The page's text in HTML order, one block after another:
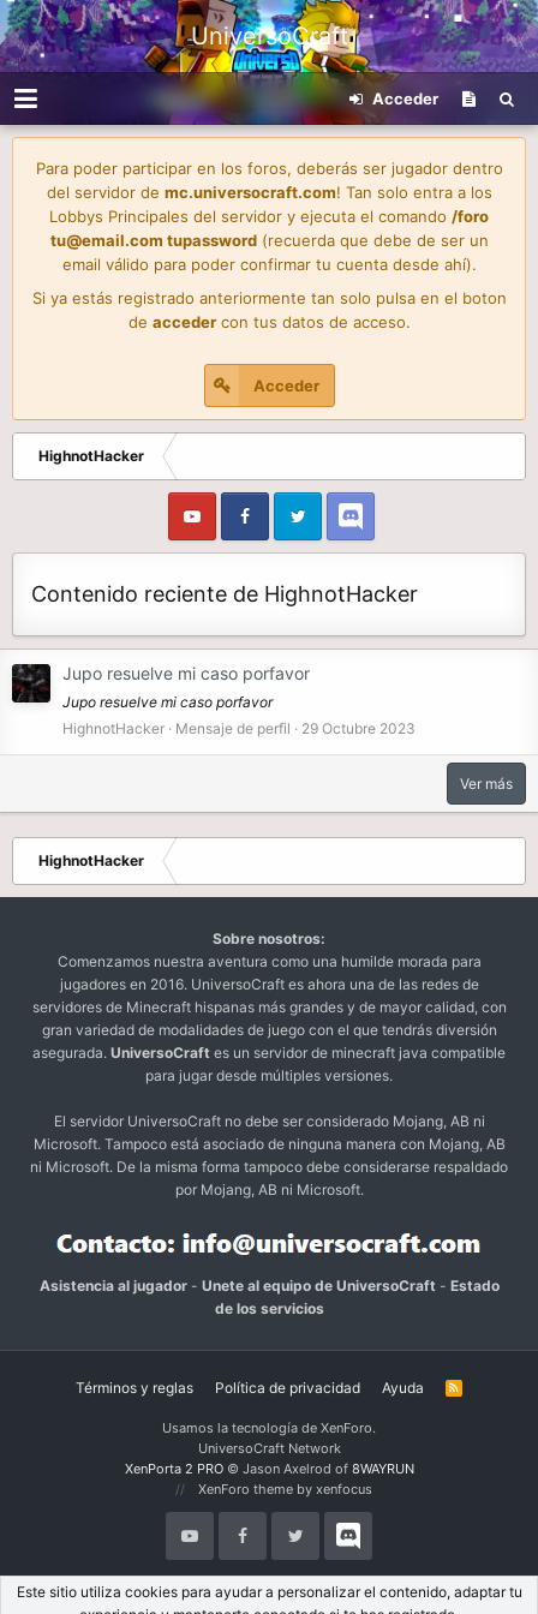
UniversoCraft
Acceder
Para poder participar en los foros, deberás ser jugador dentro
del servidor de mc.universocraft.com! Tan solo entra a los
Lobbys Principales del servidor y ejecuta el comando /foro
tu@email.com tupassword(recuerda que debe de ser un
email válido para poder confirmar tu cuenta desde ahí).
Si ya estás registrado anteriormente tan solo pulsa en el boton
de accedercon tus datos de acceso.
Acceder
HighnotHacker
Contenido reciente de HighnotHacker
Jupo resuelve mi caso porfavor
Jupo resuelve mi caso porfavor
HighnotHacker
Mensaje de perfil 29 Octubre 2023
Ver más
HighnotHacker
Sobre nosotros:
Comenzamos nuestra aventura como una humilde morada para
jugadores en 2016. UniversoCraft es ahora una de las redes de
servidores de Minecraft hispanas más grandes y de mayor calidad, con
gran variedad de modalidades de juego con el que tendrás diversión
asegurada. UniversoCraft es un servidor de minecraft java compatible
para jugar desde múltiples versiones.
El servidor UniversoCraft no debe ser considerado Mojang, AB ni
Microsoft. Tampoco está asociado de ninguna manera con Mojang, AB
ni Microsoft. De la misma forma tampoco debe considerarse respaldado
por Mojang, AB ni Microsoft.
Asistencia al jugador- Unete al equipo de UniversoCraft- Estado
de los servicios
Términos y reglas Política de privacidad Ayuda
R
Usamos la tecnología de XenForo.
UniversoCraft Network
XenPorta 2 PRO© Jason Axelrod of 8WAYRUN
XenForo theme by xenfocus
Este sitio utiliza cookies para ayudar a personalizar el contenido, adaptar tu